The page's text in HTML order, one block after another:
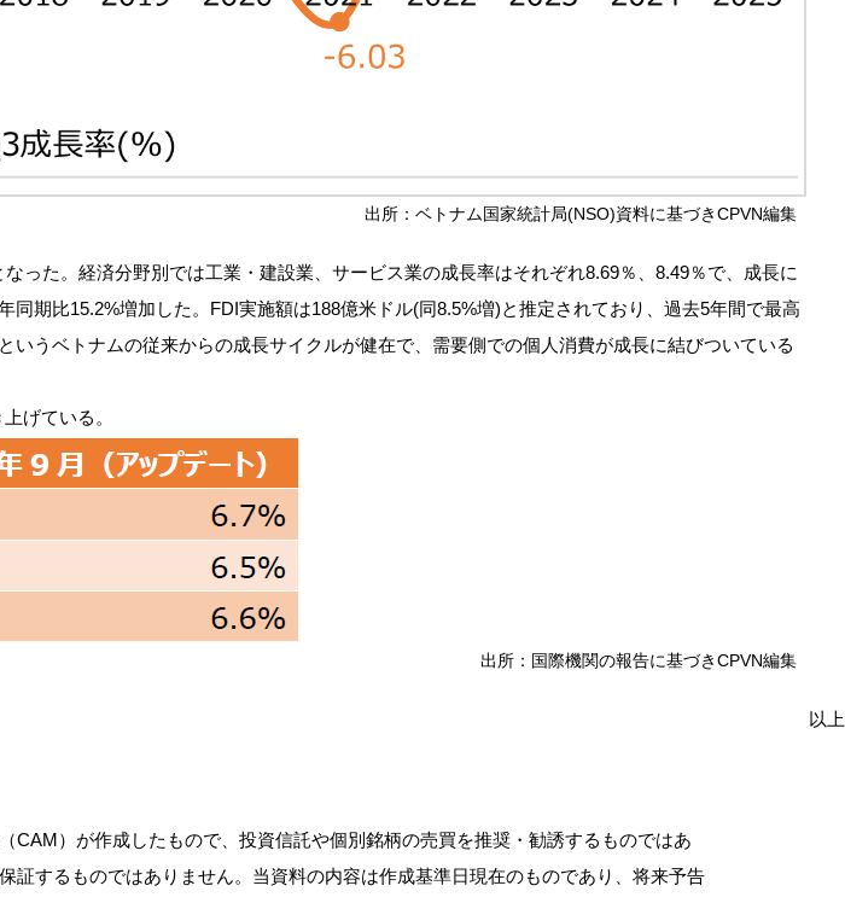
出所：ベトナム国家統計局(NSO)資料に基づきCPVN編集
った。経済分野別では工業・建設業、サービス業の成長率はそれぞれ8.69％、8.49％で、成長に
期比15.2%増加した。FDI実施額は188億米ドル(同8.5%増)と推定されており、過去5年間で最高
うベトナムの従来からの成長サイクルが健在で、需要側での個人消費が成長に結びついている
げている。
出所：国際機関の報告に基づきCPVN編集
以上
）が作成したもので、投資信託や個別銘柄の売買を推奨・勧誘するものではあ
するものではありません。当資料の内容は作成基準日現在のものであり、将来予告